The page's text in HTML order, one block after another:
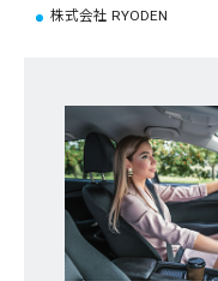
株式会社 RYODEN